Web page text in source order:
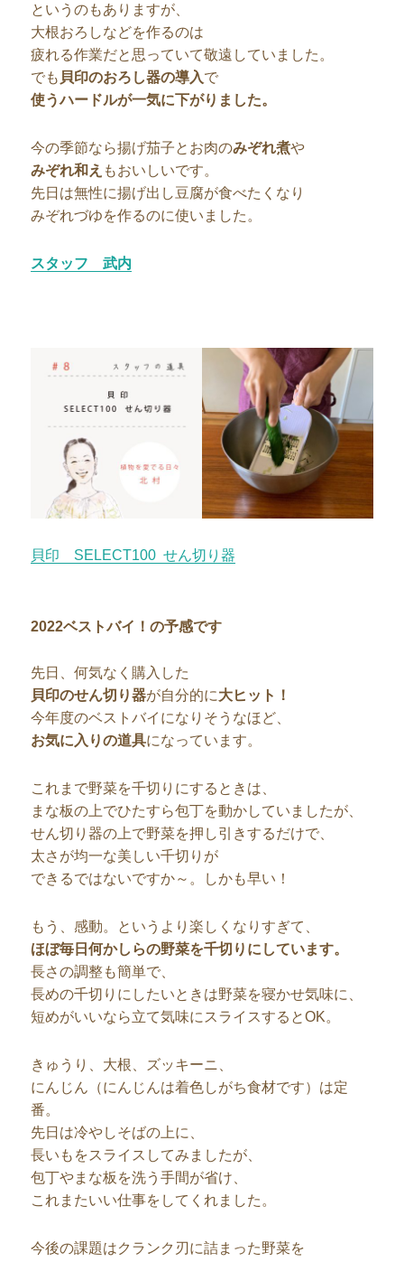
というのもありますが、
大根おろしなどを作るのは
疲れる作業だと思っていて敬遠していました。
でも 貝印のおろし器の導入で
使うハードルが一気に下がりました。
今の季節なら揚げ茄子とお肉のみぞれ煮や
みぞれ和え もおいしいです。
先日は無性に揚げ出し豆腐が食べたくなり
みぞれづゆを作るのに使いました。
スタッフ 武内
貝印 SELECT100 せん切り器
2022ベストバイ！の予感です
先日、何気なく購入した
貝印のせん切り器が自分的に大ヒット！
今年度のベストバイになりそうなほど、
お気に入りの道具になっています。
これまで野菜を千切りにするときは、
まな板の上でひたすら包丁を動かしていましたが、
せん切り器の上で野菜を押し引きするだけで、
太さが均一な美しい千切りが
できるではないですか～。しかも早い！
もう、感動。というより楽しくなりすぎて、
ほぼ毎日何かしらの野菜を千切りにしています。
長さの調整も簡単で、
長めの千切りにしたいときは野菜を寝かせ気味に、
短めがいいなら立て気味にスライスするとOK。
きゅうり、大根、ズッキーニ、
にんじん（にんじんは着色しがち食材です）は定
番。
先日は冷やしそばの上に、
長いもをスライスしてみましたが、
包丁やまな板を洗う手間が省け、
これまたいい仕事をしてくれました。
今後の課題はクランク刃に詰まった野菜を